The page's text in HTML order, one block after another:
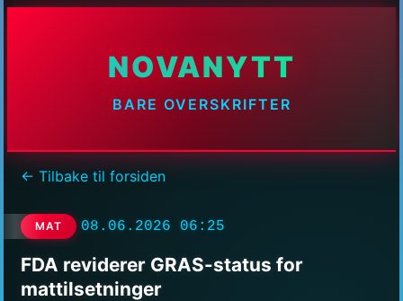
NOVANYTT
BARE OVERSKRIFTER
← Tilbake til forsiden
MAT 08.06.2026 06:25
FDA reviderer GRAS-status for
mattilsetninger